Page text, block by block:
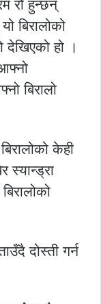
रौं हुन्छन्
बिरालोको
देखिएको हो ।
बिरालो
केही
स्यान्ड्रा
दोस्ती गर्न